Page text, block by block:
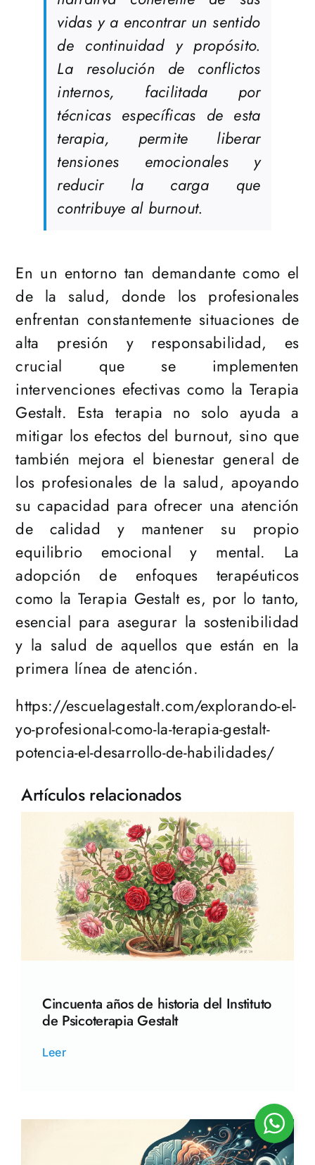
vidas y a encontrar un sentido
de continuidad y propósito.
La resolución de conflictos
internos, facilitada por
técnicas específicas de esta
terapia, permite liberar
tensiones emocionales y
reducir la carga que
contribuye al burnout.
En un entorno tan demandante como el
de la salud, donde los profesionales
enfrentan constantemente situaciones de
alta presión y responsabilidad, es
crucial que se implementen
intervenciones efectivas como la Terapia
Gestalt. Esta terapia no solo ayuda a
mitigar los efectos del burnout, sino que
también mejora el bienestar general de
los profesionales de la salud, apoyando
su capacidad para ofrecer una atención
de calidad y mantener su propio
equilibrio emocional y mental. La
adopción de enfoques terapéuticos
como la Terapia Gestalt es, por lo tanto,
esencial para asegurar la sostenibilidad
y la salud de aquellos que están en la
primera línea de atención.
https://escuelagestalt.com/explorando-el-
yo-profesional-como-la-terapia-gestalt-
potencia-el-desarrollo-de-habilidades/
Artículos relacionados
Cincuenta años de historia del Instituto
de Psicoterapia Gestalt
Leer